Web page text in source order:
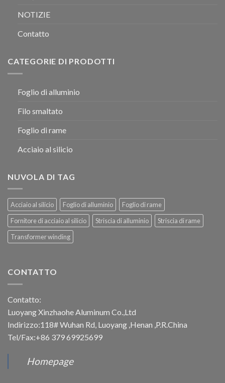
NOTIZIE
Contatto
CATEGORIE DI PRODOTTI
Foglio di alluminio
Filo smaltato
Foglio di rame
Acciaio al silicio
NUVOLA DI TAG
Acciaio al silicio Foglio di alluminio
Foglio di rame
Fornitore di acciaio al silicio
Striscia di alluminio
Striscia di rame
Transformer winding
CONTATTO
Contatto:
Luoyang Xinzhaohe Aluminum Co.,Ltd
Indirizzo:118# Wuhan Rd, Luoyang ,Henan ,P.R.China
Tel/Fax:+86 379 69925699
Homepage